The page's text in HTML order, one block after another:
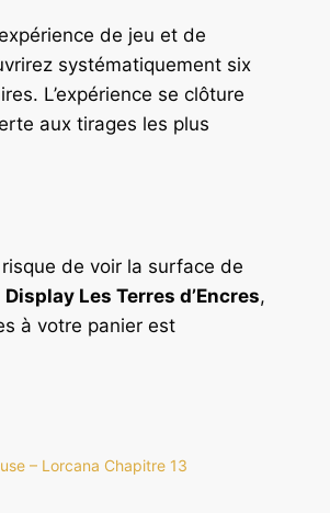
de jeu et de
systématiquement six
L’expérience se clôture
aux tirages les plus
de voir la surface de
Display Les Terres d’Encres,
à votre panier est
– Lorcana Chapitre 13